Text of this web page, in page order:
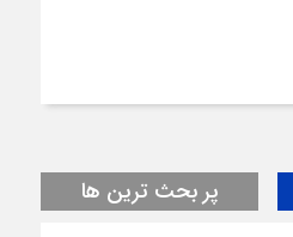
پر بحث ترین ها